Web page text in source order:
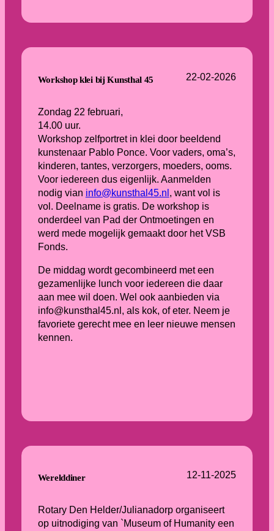
Workshop klei bij Kunsthal 45 22-02-2026
Zondag 22 februari,
14.00 uur.
Workshop zelfportret in klei door beeldend
kunstenaar Pablo Ponce. Voor vaders, oma’s,
kinderen, tantes, verzorgers, moeders, ooms.
Voor iedereen dus eigenlijk. Aanmelden
nodig vian info@kunsthal45.nl , want vol is
vol. Deelname is gratis. De workshop is
onderdeel van Pad der Ontmoetingen en
werd mede mogelijk gemaakt door het VSB
Fonds.
De middag wordt gecombineerd met een
gezamenlijke lunch voor iedereen die daar
aan mee wil doen. Wel ook aanbieden via
info@kunsthal45.nl, als kok, of eter. Neem je
favoriete gerecht mee en leer nieuwe mensen
kennen.
Werelddiner 12-11-2025
Rotary Den Helder/Julianadorp organiseert
op uitnodiging van `Museum of Humanity een